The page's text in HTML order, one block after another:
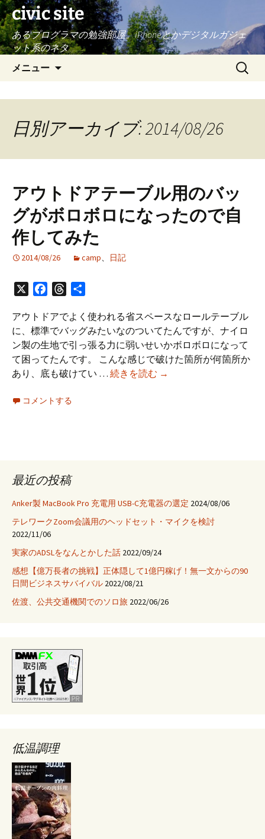
civic site
あるプログラマの勉強部屋。iPhoneとかデジタルガジェ
ット系のネタ
メニュー
へ
キ
検
索:
日別アーカイブ: 2014/08/26
アウトドアテーブル用のバッ
グがボロボロになったので自
作してみた
2014/08/26 camp、 日記
FacebookThreads
アウトドアでよく使われる省スペースなロールテーブル
に、標準でバッグみたいなのついてたんですが、ナイロ
ン製の生地で引っ張る力に弱いせいかボロボロになって
て困ってたんです。 こんな感じで破けた箇所が何箇所か
あり、底も破けてい … 続きを読む ア
用
グ
が
ロ
→
コメントする
最近の投稿
Anker製 MacBook Pro 充電用 USB-C充電器の選定 2024/08/06
テレワークZoom会議用のヘッドセット・マイクを検討
2022/11/06
実家のADSLをなんとかした話 2022/09/24
感想【億万長者の挑戦】正体隠して1億円稼げ！無一文からの90
日間ビジネスサバイバル 2022/08/21
佐渡、公共交通機関でのソロ旅 2022/06/26
低温調理